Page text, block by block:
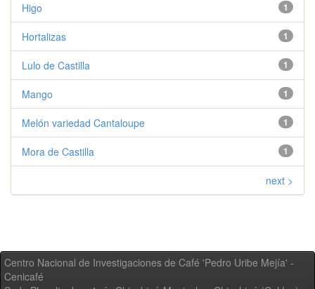
1
Higo
1
Hortalizas
1
Lulo de Castilla
1
Mango
1
Melón variedad Cantaloupe
1
Mora de Castilla
next >
Centro Nacional de Investigaciones de Café 'Pedro Uribe Mejía' -
Cenicafé